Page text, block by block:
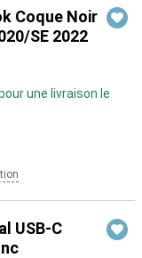
Coque Noir
SE 2022
une livraison le
USB-C